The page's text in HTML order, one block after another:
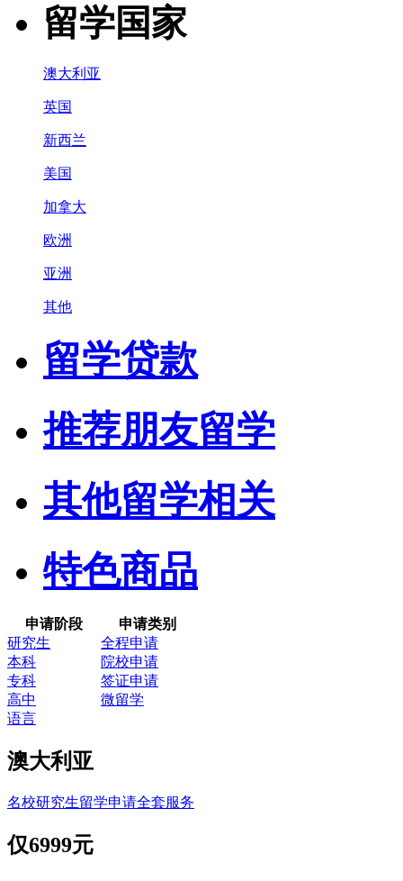
留学国家
澳大利亚
英国
新西兰
美国
加拿大
欧洲
亚洲
其他
留学贷款
推荐朋友留学
其他留学相关
特色商品
申请阶段
申请类别
研究生
全程申请
本科
院校申请
专科
签证申请
高中
微留学
语言
澳大利亚
名校研究生留学申请全套服务
仅6999元